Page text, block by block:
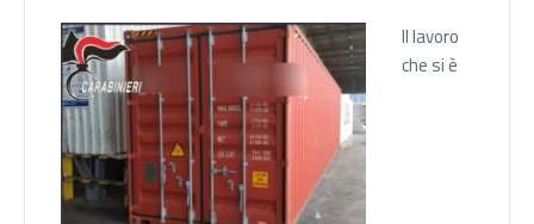
Il lavoro
che si è